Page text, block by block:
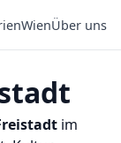
WienÜber uns
im